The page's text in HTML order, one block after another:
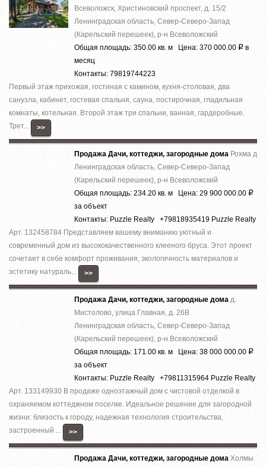
Всеволожск, Христиновский проспект, д. 15/2
Ленинградская область, Север-Северо-Запад
(Карельский перешеек), р-н Всеволожский
Общая площадь: 350.00 кв. м Цена: 370 000.00 Р в
месяц
Контакты: 79819744223
Первый этаж прихожая, гостиная с камином, кухня-столовая, два
санузла, кабинет, гостевая спальня, сауна, постирочная, гладильная
комнаты, котельная. Второй этаж три спальни, ванная, гардеробные.
Трет...
>>
Продажа Дачи, коттеджи, загородные дома Рохма д
Ленинградская область, Север-Северо-Запад
(Карельский перешеек), р-н Всеволожский
Общая площадь: 234.20 кв. м Цена: 29 900 000.00 Р
за объект
Контакты: Puzzle Realty +79818935419 Puzzle Realty
Арт. 132458784 Представляем вашему вниманию уютный и
современный дом из высококачественного клееного бруса. Этот проект
сочетает в себе комфорт проживания, экологичность материалов и
эстетику натураль...
>>
Продажа Дачи, коттеджи, загородные дома д.
Мистолово, улица Главная, д. 26В
Ленинградская область, Север-Северо-Запад
(Карельский перешеек), р-н Всеволожский
Общая площадь: 171.00 кв. м Цена: 38 000 000.00 Р
за объект
Контакты: Puzzle Realty +79811315964 Puzzle Realty
Арт. 133149930 В продаже одноэтажный дом с чистовой отделкой в
охраняемом коттеджном поселке. Идеальное решение для загородной
жизни: близость к городу, надежная технология строительства,
застроенный ...
>>
Продажа Дачи, коттеджи, загородные дома Холмы